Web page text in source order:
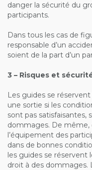
danger la sécurité du
participants.
Dans tous les cas de
responsable d’un
soient de la part d’un
3 – Risques et
Les guides se
une sortie si les
sont pas satisfaisantes,
dommages. De
l’équipement des
dans de bonnes
les guides se réservent
droit à des dommages.